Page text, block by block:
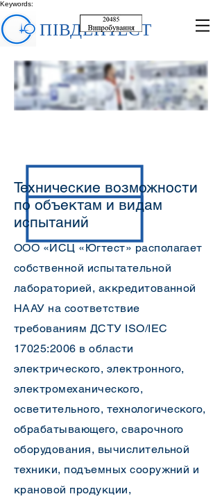
Keywords:
ПІВДЕНТЕСТ
Технические возможности
по объектам и видам
испытаний
ООО «ИСЦ «Югтест» располагает
собственной испытательной
лабораторией, аккредитованной
НААУ на соответствие
требованиям ДСТУ ISO/IEC
17025:2006 в области
электрического, электронного,
электромеханического,
осветительного, технологического,
обрабатывающего, сварочного
оборудования, вычислительной
техники, подъемных сооружний и
крановой продукции,